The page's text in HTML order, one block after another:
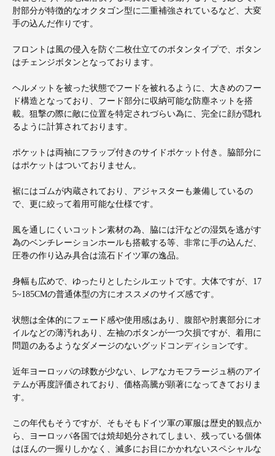
肘部分が特徴的なオクタゴン型に二重補強されているなど、大変
手の込んだ作りです。
フロントは風の侵入を防ぐ二枚仕立てのボタンタイプで、ボタン
はチェンジボタンとなっております。
ヘルメットを被った状態でフードを被れるように、大きめのフー
ド構造となっており、フード部分に収納可能な防塵ネットを搭
載。狙撃の際に敵に位置を特定されづらい為に、完全に顔が隠れ
るように計算されております。
ポケットは両袖にフラップ付きのサイドポケット付き。脇部分に
はポケットはついておりません。
裾にはゴムが内蔵されており、アジャスターも兼備しているの
で、更に絞って着用可能な仕様です。
風を通しにくいコットン素材の為、脇には汗などの湿気を逃がす
為のベンチレーションホールも搭載する等、非常に手の込んだ、
圧巻の作り込み具合は流石ドイツ軍の逸品。
身幅も広めで、ゆったりとしたシルエットです。大体ですが、17
5~185CMの普通体型の方にオススメのサイズ感です。
状態は全体的にフェード感や使用感はあり、腹部や肘裏部分にオ
イルなどの薄汚れあり、左袖のボタンが一つ欠損ですが、着用に
問題のあるようなダメージのないグッドコンディションです。
近年ヨーロッパの球数が少ない、レアなカモフラージュ柄のアイ
テムが再度評価されており、価格高騰が顕著になってきておりま
す。
この年代もそうですが、そもそもドイツ軍の軍服は歴史的観点か
ら、ヨーロッパ各国では焼却処分されてしまい、残っている個体
はほんの一握りしかなく、滅多にお目にかかれないスペシャルな